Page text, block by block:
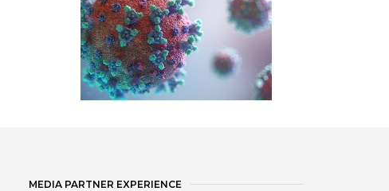
MEDIA PARTNER EXPERIENCE